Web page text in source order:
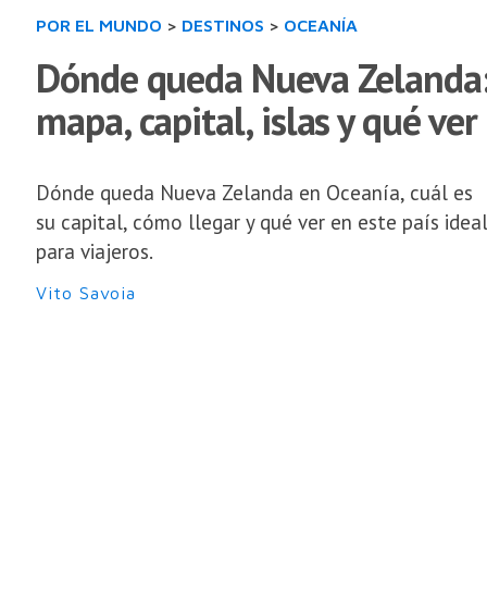
POR EL MUNDO > DESTINOS > OCEANÍA
Dónde queda Nueva
mapa, capital, islas y qué ver
Dónde queda Nueva Zelanda en Oceanía, cuál es
su capital, cómo llegar y qué ver en este país ideal
para viajeros.
Vito Savoia